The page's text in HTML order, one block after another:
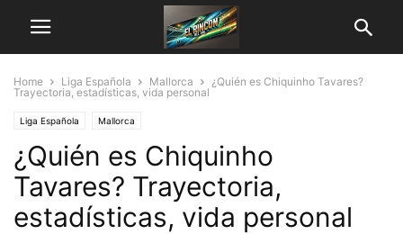
Home Liga Española Mallorca
¿Quién es Chiquinho Tavares?
Trayectoria, estadísticas, vida personal
Liga Española Mallorca
¿Quién es Chiquinho
Tavares? Trayectoria,
estadísticas, vida personal